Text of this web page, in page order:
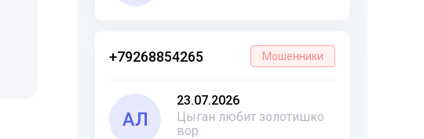
+79268854265 Мошенники
АЛ
23.07.2026
Цыган любит золотишко
вор